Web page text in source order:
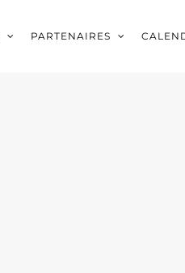
PARTENAIRES